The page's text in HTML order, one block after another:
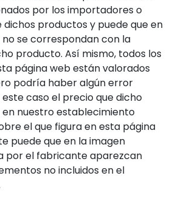
por los importadores o
productos y puede que en
se correspondan con la
producto. Así mismo, todos los
página web están valorados
podría haber algún error
caso el precio que dicho
nuestro establecimiento
el que figura en esta página
puede que en la imagen
por el fabricante aparezcan
no incluidos en el